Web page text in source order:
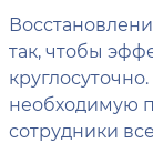
так, чтобы
необходимую
сотрудники